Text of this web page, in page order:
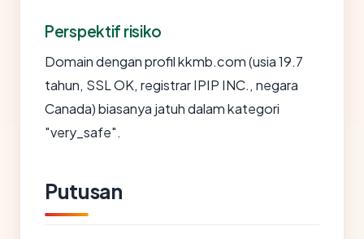
Perspektif risiko
Domain dengan profil kkmb.com (usia 19.7
tahun, SSL OK, registrar IPIP INC., negara
Canada) biasanya jatuh dalam kategori
"very_safe".
Putusan